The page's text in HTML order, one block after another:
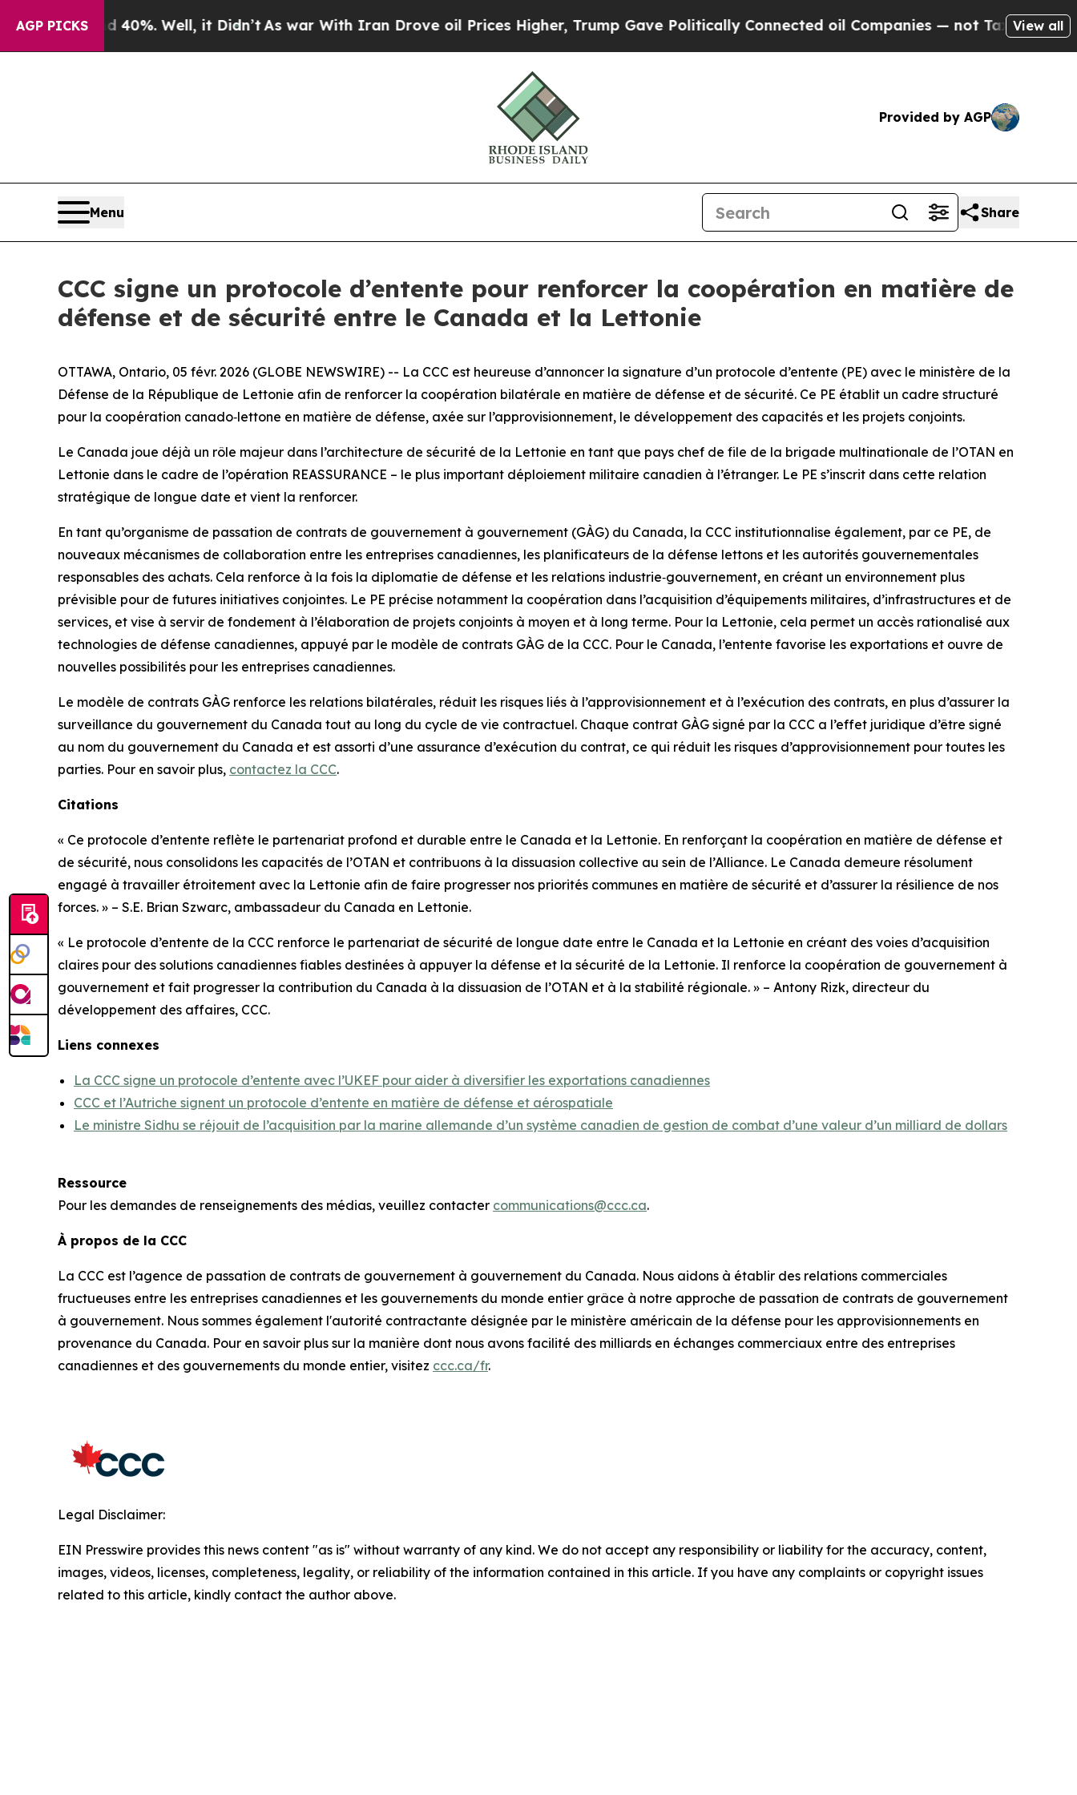
AGP PICKS40%. Well, it Didn’t As war With Iran Drove oil Prices Higher, Trump Gave Politically Connected oil Companies — not Taxpayers — theView all
Provided by AGP
Menu Share
CCC signe un protocole d’entente pour renforcer la coopération en matière de
défense et de sécurité entre le Canada et la Lettonie
OTTAWA, Ontario, 05 févr. 2026 (GLOBE NEWSWIRE) -- La CCC est heureuse d’annoncer la signature d’un protocole d’entente (PE) avec le ministère de la
Défense de la République de Lettonie afin de renforcer la coopération bilatérale en matière de défense et de sécurité. Ce PE établit un cadre structuré
pour la coopération canado‑lettone en matière de défense, axée sur l’approvisionnement, le développement des capacités et les projets conjoints.
Le Canada joue déjà un rôle majeur dans l’architecture de sécurité de la Lettonie en tant que pays chef de file de la brigade multinationale de l’OTAN en
Lettonie dans le cadre de l’opération REASSURANCE – le plus important déploiement militaire canadien à l’étranger. Le PE s’inscrit dans cette relation
stratégique de longue date et vient la renforcer.
En tant qu’organisme de passation de contrats de gouvernement à gouvernement (GÀG) du Canada, la CCC institutionnalise également, par ce PE, de
nouveaux mécanismes de collaboration entre les entreprises canadiennes, les planificateurs de la défense lettons et les autorités gouvernementales
responsables des achats. Cela renforce à la fois la diplomatie de défense et les relations industrie‑gouvernement, en créant un environnement plus
prévisible pour de futures initiatives conjointes. Le PE précise notamment la coopération dans l’acquisition d’équipements militaires, d’infrastructures et de
services, et vise à servir de fondement à l’élaboration de projets conjoints à moyen et à long terme. Pour la Lettonie, cela permet un accès rationalisé aux
technologies de défense canadiennes, appuyé par le modèle de contrats GÀG de la CCC. Pour le Canada, l’entente favorise les exportations et ouvre de
nouvelles possibilités pour les entreprises canadiennes.
Le modèle de contrats GÀG renforce les relations bilatérales, réduit les risques liés à l’approvisionnement et à l’exécution des contrats, en plus d’assurer la
surveillance du gouvernement du Canada tout au long du cycle de vie contractuel. Chaque contrat GÀG signé par la CCC a l’effet juridique d’être signé
au nom du gouvernement du Canada et est assorti d’une assurance d’exécution du contrat, ce qui réduit les risques d’approvisionnement pour toutes les
parties. Pour en savoir plus, contactez la CCC.
Citations
« Ce protocole d’entente reflète le partenariat profond et durable entre le Canada et la Lettonie. En renforçant la coopération en matière de défense et
de sécurité, nous consolidons les capacités de l’OTAN et contribuons à la dissuasion collective au sein de l’Alliance. Le Canada demeure résolument
engagé à travailler étroitement avec la Lettonie afin de faire progresser nos priorités communes en matière de sécurité et d’assurer la résilience de nos
forces. » – S.E. Brian Szwarc, ambassadeur du Canada en Lettonie.
« Le protocole d’entente de la CCC renforce le partenariat de sécurité de longue date entre le Canada et la Lettonie en créant des voies d’acquisition
claires pour des solutions canadiennes fiables destinées à appuyer la défense et la sécurité de la Lettonie. Il renforce la coopération de gouvernement à
gouvernement et fait progresser la contribution du Canada à la dissuasion de l’OTAN et à la stabilité régionale. » – Antony Rizk, directeur du
développement des affaires, CCC.
Liens connexes
La CCC signe un protocole d’entente avec l’UKEF pour aider à diversifier les exportations canadiennes
CCC et l’Autriche signent un protocole d’entente en matière de défense et aérospatiale
Le ministre Sidhu se réjouit de l’acquisition par la marine allemande d’un système canadien de gestion de combat d’une valeur d’un milliard de dollars
Ressource
Pour les demandes de renseignements des médias, veuillez contacter communications@ccc.ca.
À propos de la CCC
La CCC est l’agence de passation de contrats de gouvernement à gouvernement du Canada. Nous aidons à établir des relations commerciales
fructueuses entre les entreprises canadiennes et les gouvernements du monde entier grâce à notre approche de passation de contrats de gouvernement
à gouvernement. Nous sommes également l'autorité contractante désignée par le ministère américain de la défense pour les approvisionnements en
provenance du Canada. Pour en savoir plus sur la manière dont nous avons facilité des milliards en échanges commerciaux entre des entreprises
canadiennes et des gouvernements du monde entier, visitez ccc.ca/fr.
Legal Disclaimer:
EIN Presswire provides this news content "as is" without warranty of any kind. We do not accept any responsibility or liability for the accuracy, content,
images, videos, licenses, completeness, legality, or reliability of the information contained in this article. If you have any complaints or copyright issues
related to this article, kindly contact the author above.